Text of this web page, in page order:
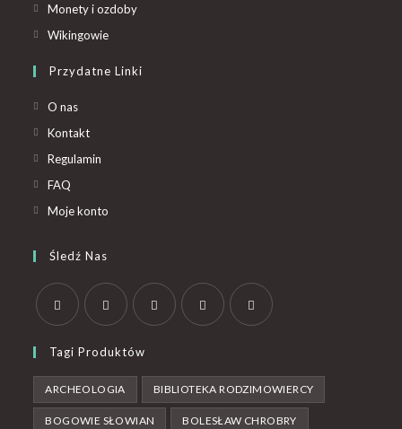
Monety i ozdoby
Wikingowie
Przydatne Linki
O nas
Kontakt
Regulamin
FAQ
Moje konto
Śledź Nas
Tagi Produktów
ARCHEOLOGIA BIBLIOTEKA RODZIMOWIERCY
BOGOWIE SŁOWIAN BOLESŁAW CHROBRY